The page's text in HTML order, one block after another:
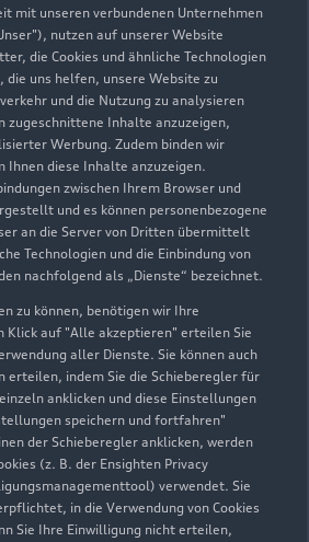
mit unseren verbundenen Unternehmen
nutzen auf unserer Website
die Cookies und ähnliche Technologien
die uns helfen, unsere Website zu
und die Nutzung zu analysieren
zugeschnittene Inhalte anzuzeigen,
Werbung. Zudem binden wir
Ihnen diese Inhalte anzuzeigen.
zwischen Ihrem Browser und
und es können personenbezogene
an die Server von Dritten übermittelt
Technologien und die Einbindung von
nachfolgend als „Dienste“ bezeichnet.
zu können, benötigen wir Ihre
Klick auf "Alle akzeptieren" erteilen Sie
aller Dienste. Sie können auch
erteilen, indem Sie die Schieberegler für
anklicken und diese Einstellungen
speichern und fortfahren"
der Schieberegler anklicken, werden
(z. B. der Ensighten Privacy
verwendet. Sie
in die Verwendung von Cookies
Sie Ihre Einwilligung nicht erteilen,